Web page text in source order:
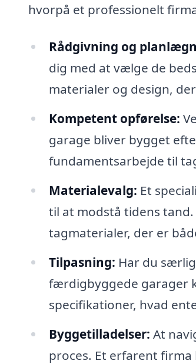
hvorpå et professionelt
Rådgivning og
dig med at vælge de
materialer og design,
Kompetent opførelse:
garage bliver bygget
fundamentsarbejde til
Materialevalg: Et
til at modstå tidens
tagmaterialer, der er
Tilpasning: Har du
færdigbyggede garager
specifikationer, hvad
Byggetilladelser: At
proces. Et erfarent firma